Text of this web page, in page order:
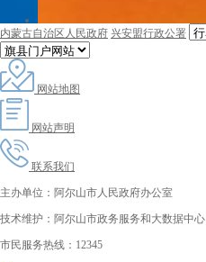
内蒙古自治区人民政府 兴安盟行政公署
网站地图
网站声明
联系我们
主办单位：阿尔山市人民政府办公室
技术维护：阿尔山市政务服务和大数据中心
市民服务热线：12345